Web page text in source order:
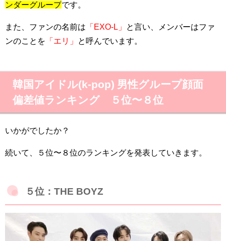
ンダーグループです。
また、ファンの名前は 「EXO-L」
と言い、メンバーはファ
ンのことを 「エリ」 と呼んでいます。
韓国アイドル(k-pop) 男性グループ顔面
偏差値ランキング ５位〜８位
いかがでしたか？
続いて、５位〜８位のランキングを発表していきます。
５位：THE BOYZ